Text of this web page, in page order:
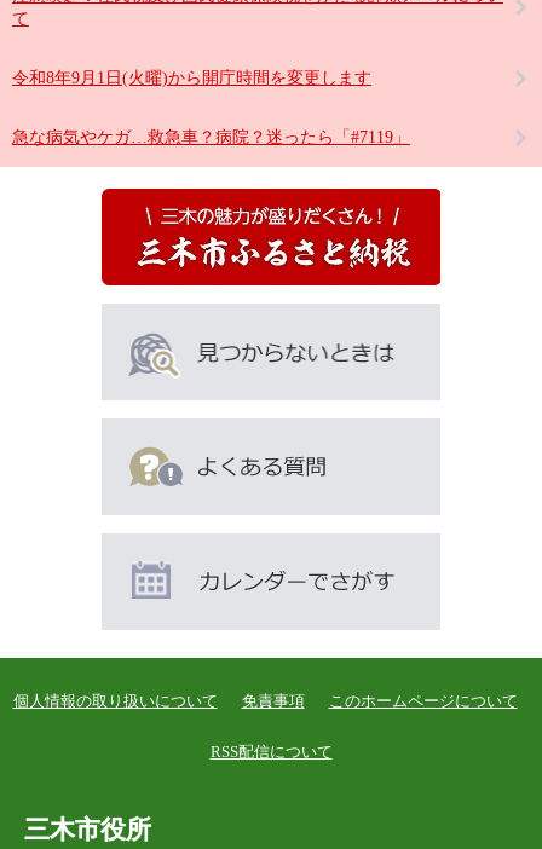
て
令和8年9月1日(火曜)から開庁時間を変更します
急な病気やケガ…救急車？病院？迷ったら「#7119」
個人情報の取り扱いについて 免責事項 このホームページについて
RSS配信について
三木市役所